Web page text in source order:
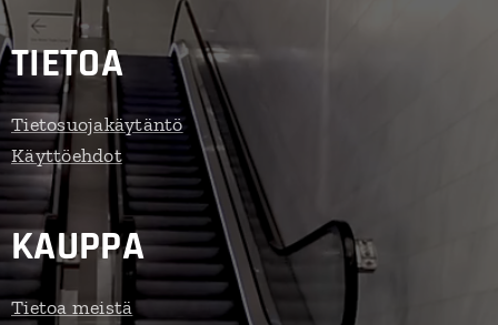
TIETOA
Tietosuojakäytäntö
Käyttöehdot
KAUPPA
Tietoa meistä